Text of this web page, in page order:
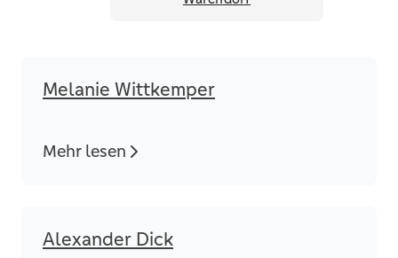
Melanie Wittkemper
Mehr lesen
Alexander Dick